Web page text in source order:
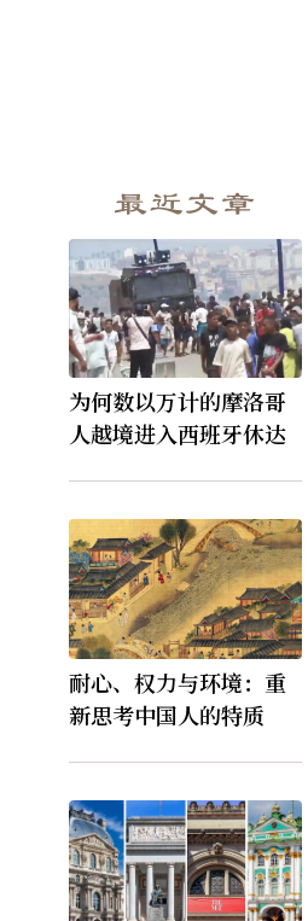
最近文章
为何数以万计的摩洛哥
人越境进入西班牙休达
耐心、权力与环境：重
新思考中国人的特质